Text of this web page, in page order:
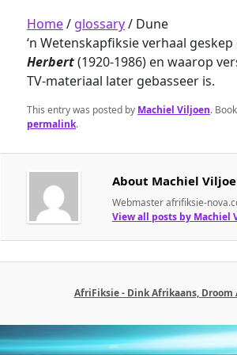
Home/ glossary/ Dune
‘n Wetenskapfiksie verhaal
Herbert(1920-1986) en waarop
TV-materiaal later gebasseer is.
This entry was posted by Machiel Viljoen.
permalink.
About Machiel
Webmaster afrifiksie-
View all posts by Machiel
AfriFiksie - Dink Afrikaans, Droom